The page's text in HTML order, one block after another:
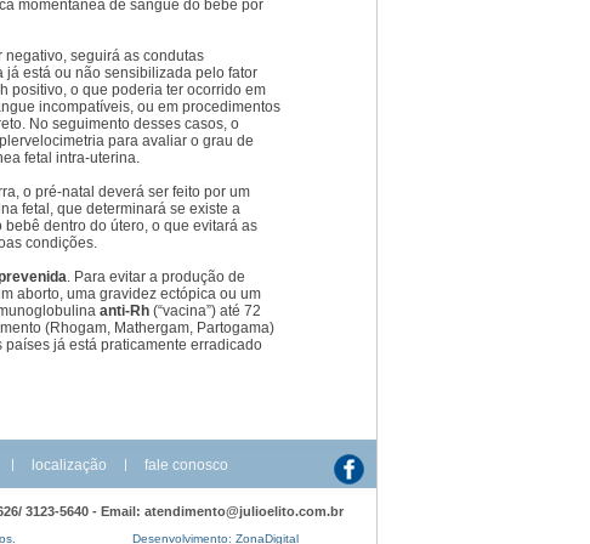
momentânea de sangue do bebê por
negativo, seguirá as condutas
está ou não sensibilizada pelo fator
positivo, o que poderia ter ocorrido em
incompatíveis, ou em procedimentos
No seguimento desses casos, o
para avaliar o grau de
fetal intra-uterina.
o pré-natal deverá ser feito por um
fetal, que determinará se existe a
dentro do útero, o que evitará as
condições.
. Para evitar a produção de
aborto, uma gravidez ectópica ou um
anti-Rh (“vacina”) até 72
(Rhogam, Mathergam, Partogama)
já está praticamente erradicado
| localização | fale conosco
3123-5640 - Email: atendimento@julioelito.com.br
Desenvolvimento: ZonaDigital